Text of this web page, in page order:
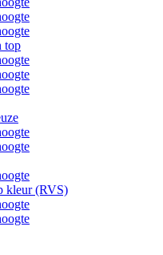
top
kleur (RVS)